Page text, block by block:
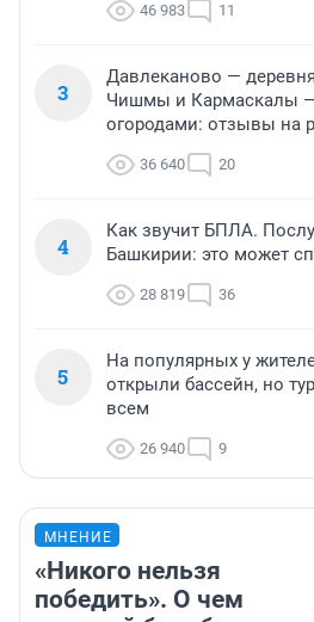
46 983 11
3
Давлеканово —
Чишмы и Кармаскалы
огородами: отзывы на
36 640 20
4
Как звучит БПЛА.
Башкирии: это может
28 819 36
5
На популярных у
открыли бассейн, но
всем
26 940 9
МНЕНИЕ
«Никого нельзя
победить». О чем